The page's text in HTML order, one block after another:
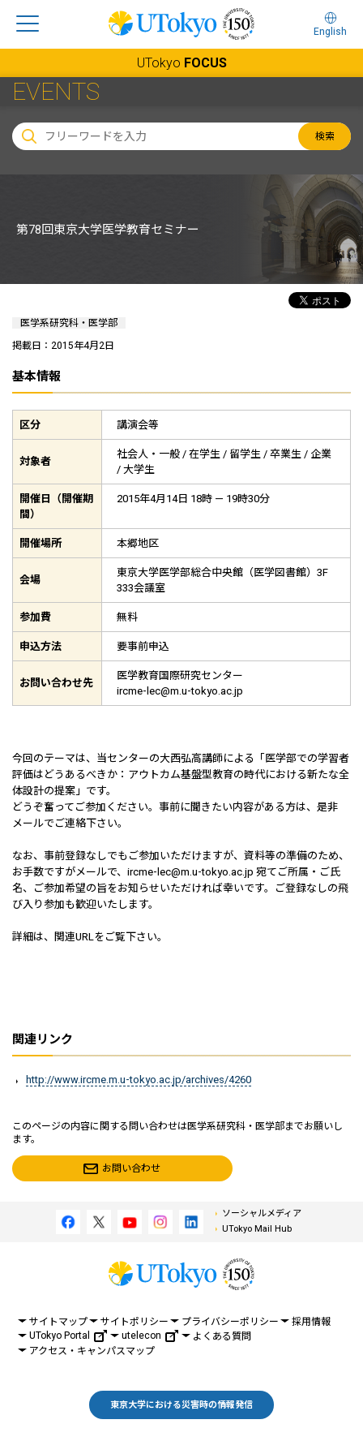
English
UTokyo FOCUS
EVENTS
検索
第78回東京大学医学教育セミナー
医学系研究科・医学部
掲載日：2015年4月2日
基本情報
区分 講演会等
対象者
社会人・一般 / 在学生 / 留学生 / 卒業生 / 企業
/ 大学生
開催日（開催期
間）
2015年4月14日 18時 — 19時30分
開催場所 本郷地区
会場
東京大学医学部総合中央館（医学図書館）3F
333会議室
参加費 無料
申込方法 要事前申込
お問い合わせ先
医学教育国際研究センター
ircme-lec@m.u-tokyo.ac.jp
今回のテーマは、当センターの大西弘高講師による「医学部での学習者
評価はどうあるべきか：アウトカム基盤型教育の時代における新たな全
体設計の提案」です。
どうぞ奮ってご参加ください。事前に聞きたい内容がある方は、是非
メールでご連絡下さい。
なお、事前登録なしでもご参加いただけますが、資料等の準備のため、
お手数ですがメールで、ircme-lec@m.u-tokyo.ac.jp 宛てご所属・ご氏
名、ご参加希望の旨をお知らせいただければ幸いです。ご登録なしの飛
び入り参加も歓迎いたします。
詳細は、関連URLをご覧下さい。
関連リンク
http://www.ircme.m.u-tokyo.ac.jp/archives/4260
このページの内容に関する問い合わせは医学系研究科・医学部までお願いし
ます。
お問い合わせ
ソーシャルメディア
UTokyo Mail Hub
サイトマップ サイトポリシー プライバシーポリシー
採用情報
UTokyo Portal
utelecon
よくある質問
アクセス・キャンパスマップ
東京大学における災害時の情報発信